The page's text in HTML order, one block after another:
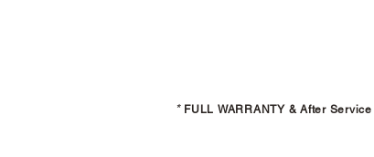
* FULL WARRANTY & After Service